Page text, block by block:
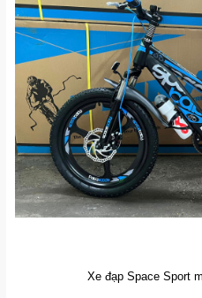
Xe đạp Space Sport